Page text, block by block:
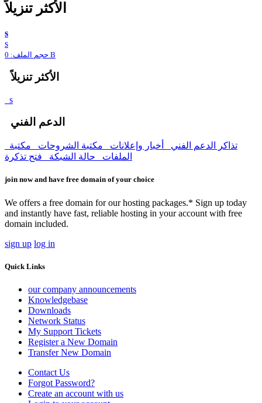
الأكثر تنزيلاً
s
s
حجم الملف: 0 B
الأكثر تنزيلاً
s
الدعم الفني
تذاكر الدعم الفني أخبار وإعلانات مكتبة الشروحات
مكتبة
الملفات
حالة الشبكة فتح تذكرة
join now and have free domain of your choice
We offers a free domain for our hosting packages.* Sign up today
and instantly have fast, reliable hosting in your account with free
domain included.
sign up log in
Quick Links
our company announcements
Knowledgebase
Downloads
Network Status
My Support Tickets
Register a New Domain
Transfer New Domain
Contact Us
Forgot Password?
Create an account with us